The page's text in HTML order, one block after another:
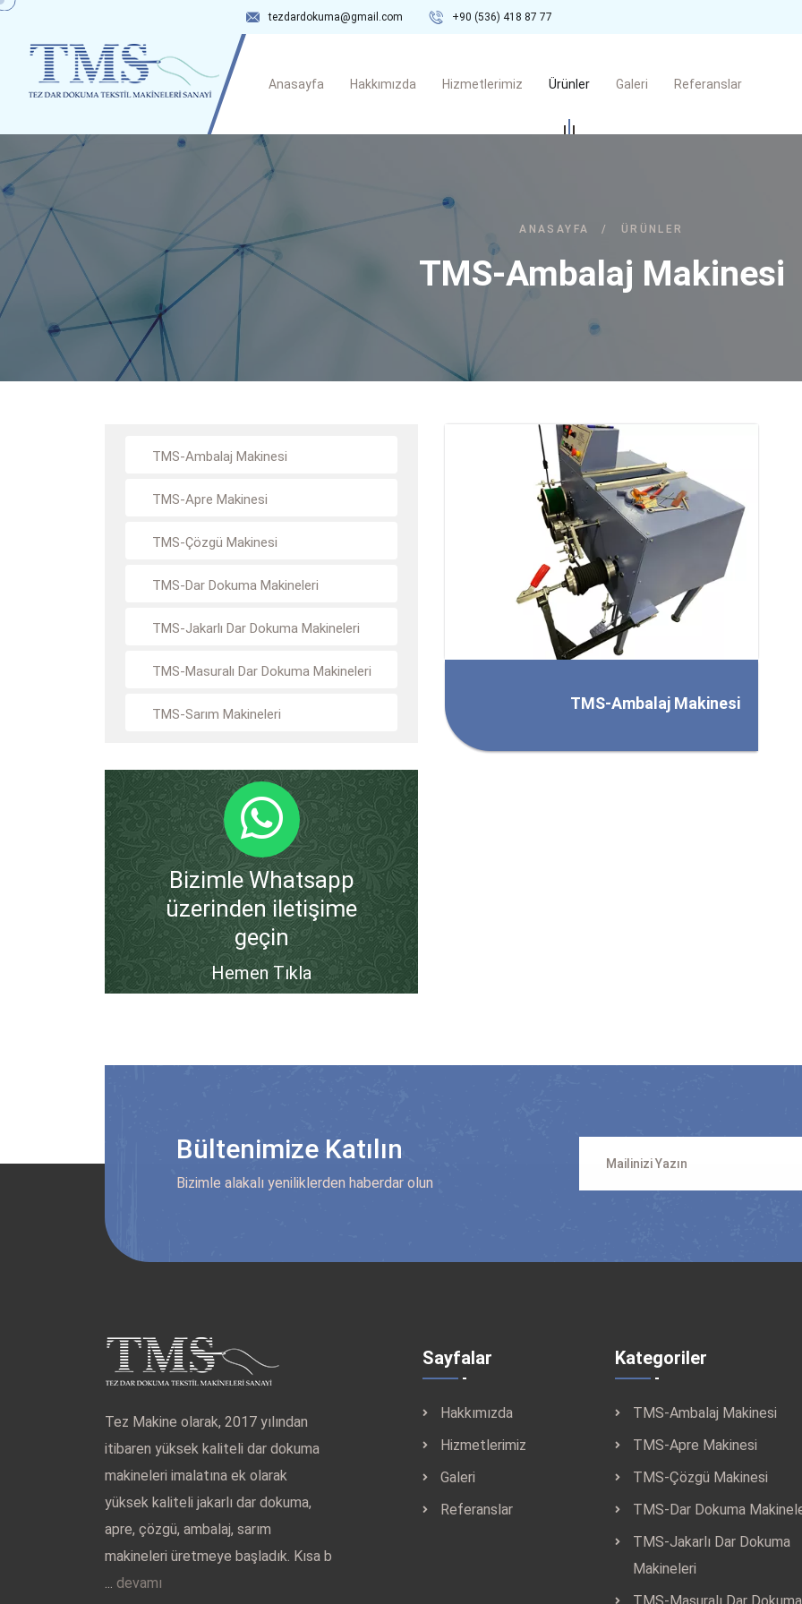
tezdardokuma@gmail.com +90 (536) 418 87 77
Anasayfa Hakkımızda Hizmetlerimiz Ürünler Galeri Referanslar
ANASAYFA / ÜRÜNLER
TMS-Ambalaj Makinesi
TMS-Ambalaj Makinesi
TMS-Apre Makinesi
TMS-Çözgü Makinesi
TMS-Dar Dokuma Makineleri
TMS-Jakarlı Dar Dokuma Makineleri
TMS-Masuralı Dar Dokuma Makineleri
TMS-Sarım Makineleri
Bizimle Whatsapp
üzerinden iletişime
geçin
Hemen Tıkla
TMS-Ambalaj Makinesi
Bültenimize Katılın
Bizimle alakalı yeniliklerden haberdar olun
Tez Makine olarak, 2017 yılından
itibaren yüksek kaliteli dar dokuma
makineleri imalatına ek olarak
yüksek kaliteli jakarlı dar dokuma,
apre, çözgü, ambalaj, sarım
makineleri üretmeye başladık. Kısa b
... devamı
Sayfalar
Hakkımızda
Hizmetlerimiz
Galeri
Referanslar
Kategoriler
TMS-Ambalaj Makinesi
TMS-Apre Makinesi
TMS-Çözgü Makinesi
TMS-Dar Dokuma
TMS-Jakarlı Dar Dokuma
Makineleri